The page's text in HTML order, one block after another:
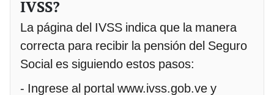
IVSS?
La página del IVSS indica que la manera
correcta para recibir la pensión del Seguro
Social es siguiendo estos pasos:
- Ingrese al portal www.ivss.gob.ve y